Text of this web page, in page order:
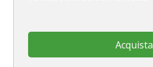
Acquista